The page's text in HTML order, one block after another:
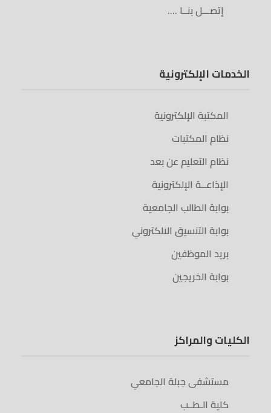
إتصـــل بنــا ….
الخدمات الإلكترونية
المكتبة الإلكترونية
نظام المكتبات
نظام التعليم عن بعد
الإذاعــة الإلكترونية
بوابة الطالب الجامعية
بوابة التنسيق الالكتروني
بريد الموظفين
بوابة الخريجين
الكليات والمراكز
مستشفى جبلة الجامعي
كلية الـطــب